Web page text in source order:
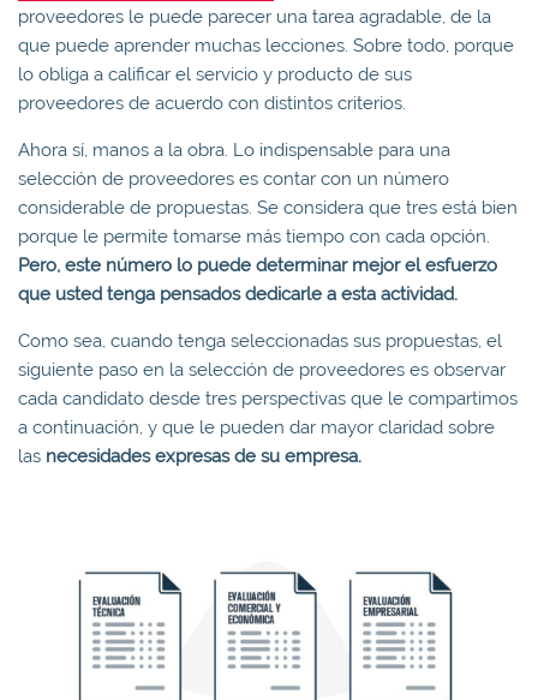
proveedores le puede parecer una tarea agradable, de la
que puede aprender muchas lecciones. Sobre todo, porque
lo obliga a calificar el servicio y producto de sus
proveedores de acuerdo con distintos criterios.
Ahora sí, manos a la obra. Lo indispensable para una
selección de proveedores es contar con un número
considerable de propuestas. Se considera que tres está bien
porque le permite tomarse más tiempo con cada opción.
Pero, este número lo puede determinar mejor el esfuerzo
que usted tenga pensados dedicarle a esta actividad.
Como sea, cuando tenga seleccionadas sus propuestas, el
siguiente paso en la selección de proveedores es observar
cada candidato desde tres perspectivas que le compartimos
a continuación, y que le pueden dar mayor claridad sobre
las necesidades expresas de su empresa.